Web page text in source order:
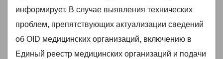
информирует. В случае выявления технических
проблем, препятствующих актуализации сведений
об OID медицинских организаций, включению в
Единый реестр медицинских организаций и подачи